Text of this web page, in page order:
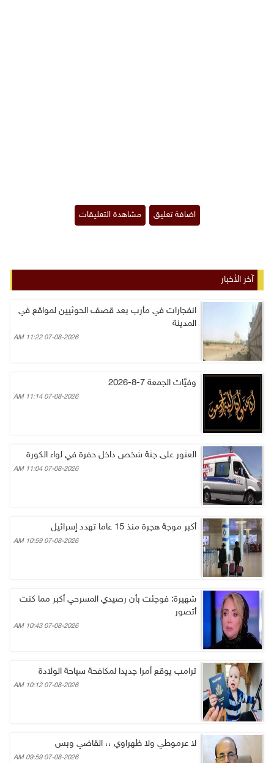
آخر الأخبار
انفجارات في مأرب بعد قصف الحوثيين لمواقع في
المدينة
07-08-2026 11:22 AM
وفيَّات الجمعة 7-8-2026
07-08-2026 11:14 AM
العثور على جثة شخص داخل حفرة في لواء الكورة
07-08-2026 11:04 AM
أكبر موجة هجرة منذ 15 عاما تهدد إسرائيل
07-08-2026 10:59 AM
شهيرة: فوجئت بأن رصيدي المسرحي أكبر مما كنت
أتصور
07-08-2026 10:43 AM
ترامب يوقع أمرا جديدا لمكافحة سياحة الولادة
07-08-2026 10:12 AM
لا عرموطي ولا ظهراوي ،، القاضي وبس
07-08-2026 09:59 AM